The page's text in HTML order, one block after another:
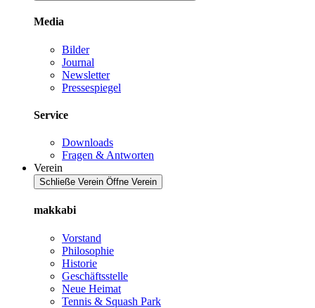
Media
Bilder
Journal
Newsletter
Pressespiegel
Service
Downloads
Fragen & Antworten
Verein
Schließe Verein Öffne Verein
makkabi
Vorstand
Philosophie
Historie
Geschäftsstelle
Neue Heimat
Tennis & Squash Park